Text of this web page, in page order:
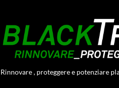
Rinnovare , proteggere e potenziare